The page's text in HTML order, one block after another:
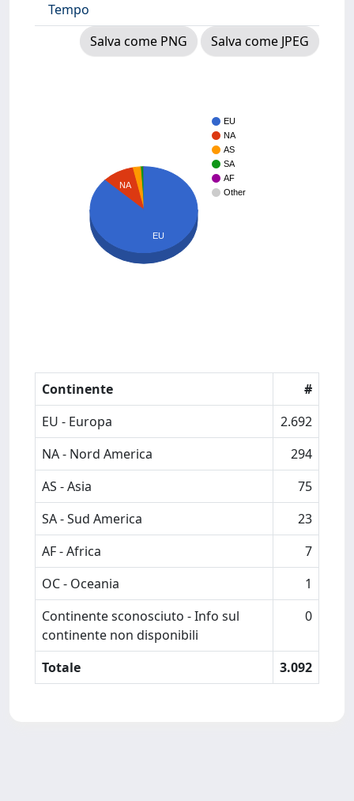
Tempo
Salva come PNG
Salva come JPEG
EU
NA
AS
SA
AF
Other
NA
EU
Continente
#
EU - Europa
2.692
NA - Nord America
294
AS - Asia
75
SA - Sud America
23
AF - Africa
7
OC - Oceania
1
Continente sconosciuto - Info sul
continente non disponibili
0
Totale 3.092